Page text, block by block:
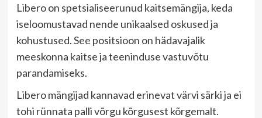
Libero on spetsialiseerunud kaitsemängija, keda
iseloomustavad nende unikaalsed oskused ja
kohustused. See positsioon on hädavajalik
meeskonna kaitse ja teeninduse vastuvõtu
parandamiseks.
Libero mängijad kannavad erinevat värvi särki ja ei
tohi rünnata palli võrgu kõrgusest kõrgemalt.